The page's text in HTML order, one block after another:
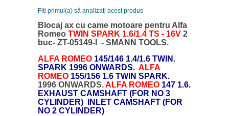
Fiţi primul(a) să analizaţi acest produs
Blocaj ax cu came motoare pentru Alfa
Romeo TWIN SPARK 1.6/1.4 TS - 16V2
buc- ZT-05149-I - SMANN TOOLS.
ALFA ROMEO 145/146 1.4/1.6 TWIN.
SPARK 1996 ONWARDS. ALFA
ROMEO 155/156 1.6 TWIN SPARK.
1996 ONWARDS.ALFA ROMEO 147 1.6.
EXHAUST CAMSHAFT (FOR NO 3
CYLINDER)INLET CAMSHAFT (FOR
NO 2 CYLINDER)